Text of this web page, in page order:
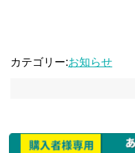
カテゴリー:お知らせ